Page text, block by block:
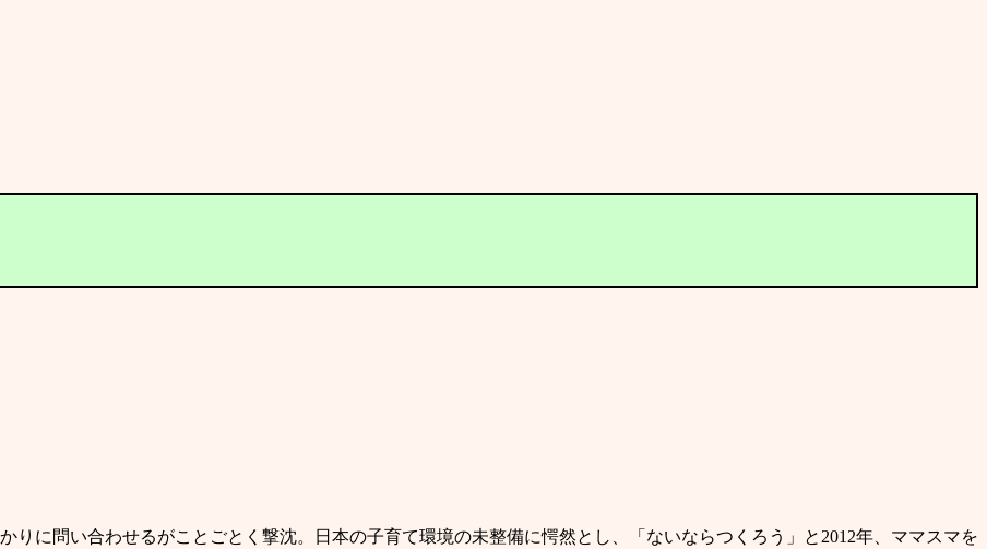
りに問い合わせるがことごとく撃沈。日本の子育て環境の未整備に愕然とし、「ないならつくろう」と2012年、ママスマを